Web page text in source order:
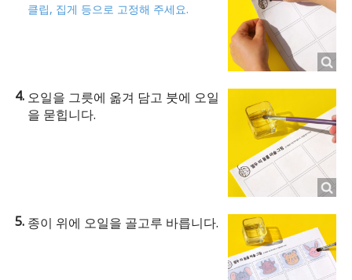
클립, 집게 등으로 고정해 주세요.
오일을 그릇에 옮겨 담고 붓에 오일
을 묻힙니다.
종이 위에 오일을 골고루 바릅니다.